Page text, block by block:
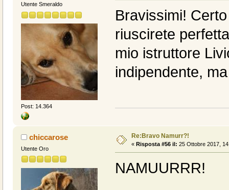
Utente Smeraldo
Post: 14.364
Bravissimi!
riuscirete
mio istruttore
indipendente,
chiccarose
Utente Oro
Re:Bravo Namurr?!
« Risposta #56 il: 25 Ottobre 2017,
NAMUURRR!